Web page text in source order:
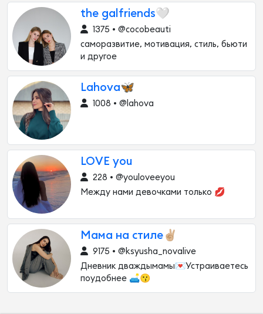
the galfriends🤍
1375 • @cocobeauti
саморазвитие, мотивация, стиль, бьюти
и другое
Lahova🦋
1008 • @lahova
LOVE you
228 • @youloveeyou
Между нами девочками только 💋
Мама на стиле✌🏼
9175 • @ksyusha_novalive
Дневник дваждымамы💌Устраиваетесь
поудобнее 🛋️😗